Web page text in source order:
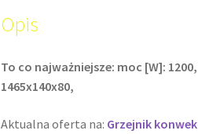
Opis
To co najważniejsze: moc [W]:
1465x140x80,
Aktualna oferta na: Grzejnik